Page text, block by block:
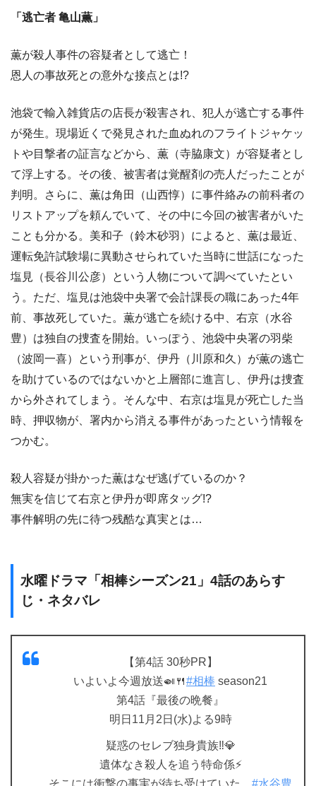
「逃亡者 亀山薫」
薫が殺人事件の容疑者として逃亡！
恩人の事故死との意外な接点とは!?
池袋で輸入雑貨店の店長が殺害され、犯人が逃亡する事件
が発生。現場近くで発見された血ぬれのフライトジャケッ
トや目撃者の証言などから、薫（寺脇康文）が容疑者とし
て浮上する。その後、被害者は覚醒剤の売人だったことが
判明。さらに、薫は角田（山西惇）に事件絡みの前科者の
リストアップを頼んでいて、その中に今回の被害者がいた
ことも分かる。美和子（鈴木砂羽）によると、薫は最近、
運転免許試験場に異動させられていた当時に世話になった
塩見（長谷川公彦）という人物について調べていたとい
う。ただ、塩見は池袋中央署で会計課長の職にあった4年
前、事故死していた。薫が逃亡を続ける中、右京（水谷
豊）は独自の捜査を開始。いっぽう、池袋中央署の羽柴
（波岡一喜）という刑事が、伊丹（川原和久）が薫の逃亡
を助けているのではないかと上層部に進言し、伊丹は捜査
から外されてしまう。そんな中、右京は塩見が死亡した当
時、押収物が、署内から消える事件があったという情報を
つかむ。
殺人容疑が掛かった薫はなぜ逃げているのか？
無実を信じて右京と伊丹が即席タッグ!?
事件解明の先に待つ残酷な真実とは…
水曜ドラマ「相棒シーズン21」4話のあらす
じ・ネタバレ
【第4話 30秒PR】
いよいよ今週放送🍛🍴#相棒 season21
第4話『最後の晩餐』
明日11月2日(水)よる9時
疑惑のセレブ独身貴族‼️💎
遺体なき殺人を追う特命係⚡️